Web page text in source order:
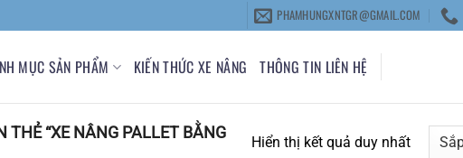
PHAMHUNGXNTGR@GMAIL.COM
MỤC SẢN PHẨM KIẾN THỨC XE NÂNG THÔNG TIN LIÊN HỆ
“XE NÂNG PALLET BẰNG
Hiển thị kết quả duy nhất